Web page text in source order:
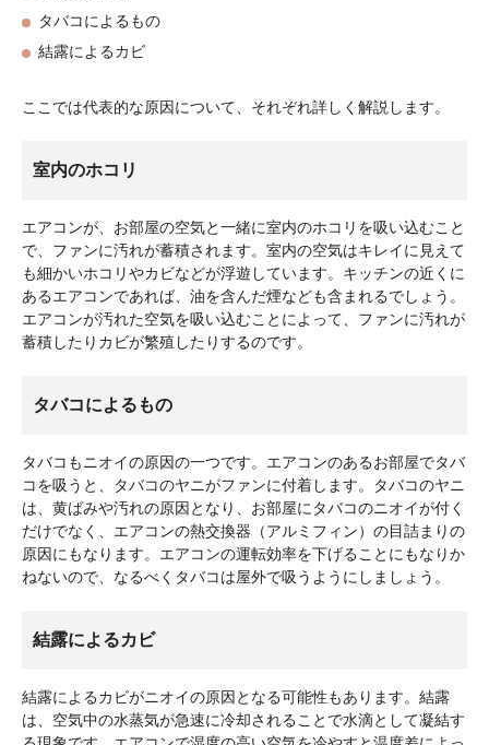
タバコによるもの
結露によるカビ
ここでは代表的な原因について、それぞれ詳しく解説します。
室内のホコリ
エアコンが、お部屋の空気と一緒に室内のホコリを吸い込むこと
で、ファンに汚れが蓄積されます。室内の空気はキレイに見えて
も細かいホコリやカビなどが浮遊しています。キッチンの近くに
あるエアコンであれば、油を含んだ煙なども含まれるでしょう。
エアコンが汚れた空気を吸い込むことによって、ファンに汚れが
蓄積したりカビが繁殖したりするのです。
タバコによるもの
タバコもニオイの原因の一つです。エアコンのあるお部屋でタバ
コを吸うと、タバコのヤニがファンに付着します。タバコのヤニ
は、黄ばみや汚れの原因となり、お部屋にタバコのニオイが付く
だけでなく、エアコンの熱交換器（アルミフィン）の目詰まりの
原因にもなります。エアコンの運転効率を下げることにもなりか
ねないので、なるべくタバコは屋外で吸うようにしましょう。
結露によるカビ
結露によるカビがニオイの原因となる可能性もあります。結露
は、空気中の水蒸気が急速に冷却されることで水滴として凝結す